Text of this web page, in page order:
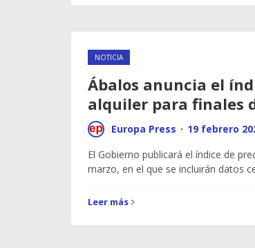
NOTICIA
Ábalos anuncia el
alquiler para finales
Europa Press · 19 febrero
El Gobierno publicará el índice de
marzo, en el que se incluirán datos
Leer más